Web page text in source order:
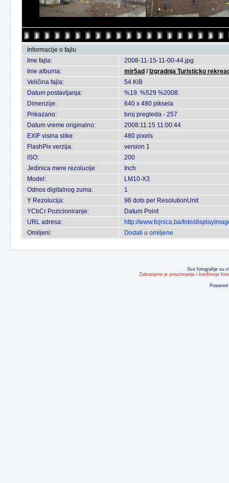
Informacije o fajlu
Ime fajla:
2008-11-15-11-00-44.jpg
Ime albuma:
mir5ad / Izgradnja Turisticko
Veličina fajla:
54 KiB
Datum postavljanja:
%19. %529 %2008.
Dimenzije:
640 x 480 piksela
Prikazano:
broj pregleda - 257
Datum vreme originalno:
2008:11:15 11:00:44
EXIF visina slike:
480 pixels
FlashPix verzija:
version 1
ISO:
200
Jedinica mere rezolucije:
Inch
Model:
LM10-X3
Odnos digitalnog zuma:
1
Y Rezolucija:
96 dots per ResolutionUnit
YCbCr Pozicioniranje:
Datum Point
URL adresa:
http://www.fojnica.ba/foto/
Omiljeni:
Dodati u omiljene
Sve fotografije su
Zabranjeno je preuzimanje i korištenje